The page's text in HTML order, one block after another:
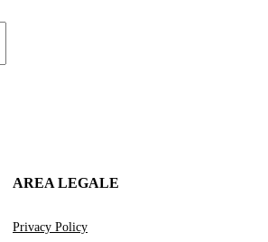
AREA LEGALE
Privacy Policy